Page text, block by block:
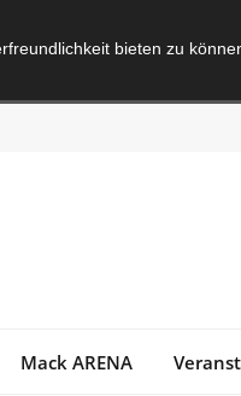
bieten zu
Mack ARENA